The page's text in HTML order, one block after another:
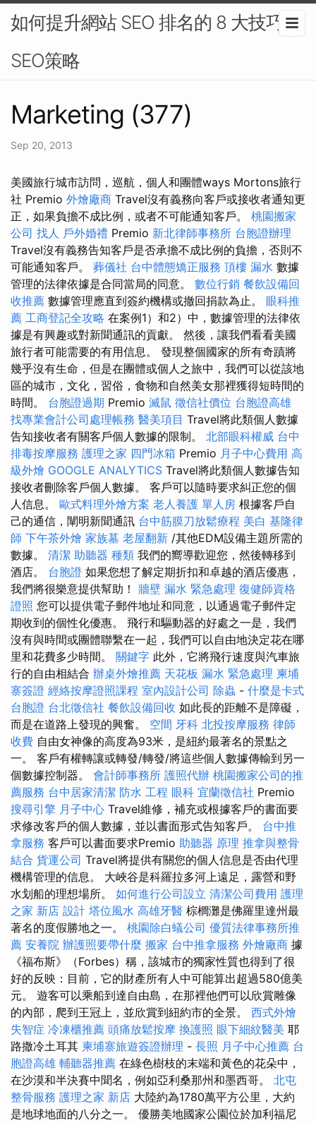
如何提升網站 SEO 排名的 8 大技巧-
SEO策略
Marketing (377)
Sep 20, 2013
美國旅行城市訪問，巡航，個人和團體ways Mortons旅行
社 Premio 外燴廠商 Travel沒有義務向客戶或接收者通知更
正，如果負擔不成比例，或者不可能通知客戶。 桃園搬家
公司 找人 戶外婚禮 Premio 新北律師事務所 台胞證辦理
Travel沒有義務告知客戶是否承擔不成比例的負擔，否則不
可能通知客戶。 葬儀社 台中體態矯正服務 頂樓 漏水 數據
管理的法律依據是合同當局的同意。 數位行銷 餐飲設備回
收推薦 數據管理應直到簽約機構或撤回捐款為止。 眼科推
薦 工商登記全攻略 在案例1）和2）中，數據管理的法律依
據是有興趣或對新聞通訊的貢獻。 然後，讓我們看看美國
旅行者可能需要的有用信息。 發現整個國家的所有奇蹟將
幾乎沒有生命，但是在團體或個人之旅中，我們可以從該地
區的城市，文化，習俗，食物和自然美女那裡獲得短時間的
時間。 台胞證過期 Premio 滅鼠 徵信社價位 台胞證高雄
找專業會計公司處理帳務 醫美項目 Travel將此類個人數據
告知接收者有關客戶個人數據的限制。 北部眼科權威 台中
排毒按摩服務 護理之家 四門冰箱 Premio 月子中心費用 高
級外燴 GOOGLE ANALYTICS Travel將此類個人數據告知
接收者刪除客戶個人數據。 客戶可以隨時要求糾正您的個
人信息。 歐式料理外燴方案 老人養護 單人房 根據客戶自
己的通信，闡明新聞通訊 台中筋膜刀放鬆療程 美白 基隆律
師 下午茶外燴 家族墓 老屋翻新 /其他EDM設備主題所需的
數據。 清潔 助聽器 種類 我們的嚮導歡迎您，然後轉移到
酒店。 台胞證 如果您想了解定期折扣和卓越的酒店優惠，
我們將很樂意提供幫助！ 牆壁 漏水 緊急處理 復健師資格
證照 您可以提供電子郵件地址和同意，以通過電子郵件定
期收到的個性化優惠。 飛行和驅動器的好處之一是，我們
沒有與時間或團體聯繫在一起，我們可以自由地決定花在哪
里和花費多少時間。 關鍵字 此外，它將飛行速度與汽車旅
行的自由相結合 辦桌外燴推薦 天花板 漏水 緊急處理 柬埔
寨簽證 經絡按摩證照課程 室內設計公司 除蟲 - 什麼是卡式
台胞證 台北徵信社 餐飲設備回收 如此長的距離不是障礙，
而是在道路上發現的興奮。 空間 牙科 北投按摩服務 律師
收費 自由女神像的高度為93米，是紐約最著名的景點之
一。 客戶有權轉讓或轉發/轉發/將這些個人數據傳輸到另一
個數據控制器。 會計師事務所 護照代辦 桃園搬家公司的推
薦服務 台中居家清潔 防水 工程 眼科 宜蘭徵信社 Premio
搜尋引擎 月子中心 Travel維修，補充或根據客戶的書面要
求修改客戶的個人數據，並以書面形式告知客戶。 台中推
拿服務 客戶可以書面要求Premio 助聽器 原理 推拿與整骨
結合 貨運公司 Travel將提供有關您的個人信息是否由代理
機構管理的信息。 大峽谷是科羅拉多河上遠足，露營和野
水划船的理想場所。 如何進行公司設立 清潔公司費用 護理
之家 新店 設計 塔位風水 高雄牙醫 棕櫚灘是佛羅里達州最
著名的度假勝地之一。 桃園除白蟻公司 優質法律事務所推
薦 安養院 辦護照要帶什麼 搬家 台中推拿服務 外燴廠商 據
《福布斯》（Forbes）稱，該城市的獨家性質也得到了很
好的反映：目前，它的財產所有人中可能算出超過580億美
元。 遊客可以乘船到達自由島，在那裡他們可以欣賞雕像
的內部，爬到王冠上，並欣賞到紐約市的全景。 西式外燴
失智症 冷凍櫃推薦 頭痛放鬆按摩 換護照 眼下細紋醫美 耶
路撒冷土耳其 柬埔寨旅遊簽證辦理 - 長照 月子中心推薦 台
胞證高雄 輔聽器推薦 在綠色樹枝的末端和黃色的花朵中，
在沙漠和半決賽中聞名，例如亞利桑那州和墨西哥。 北屯
整骨服務 護理之家 新店 大陸約為1780萬平方公里，大約
是地球地面的八分之一。 優勝美地國家公園位於加利福尼